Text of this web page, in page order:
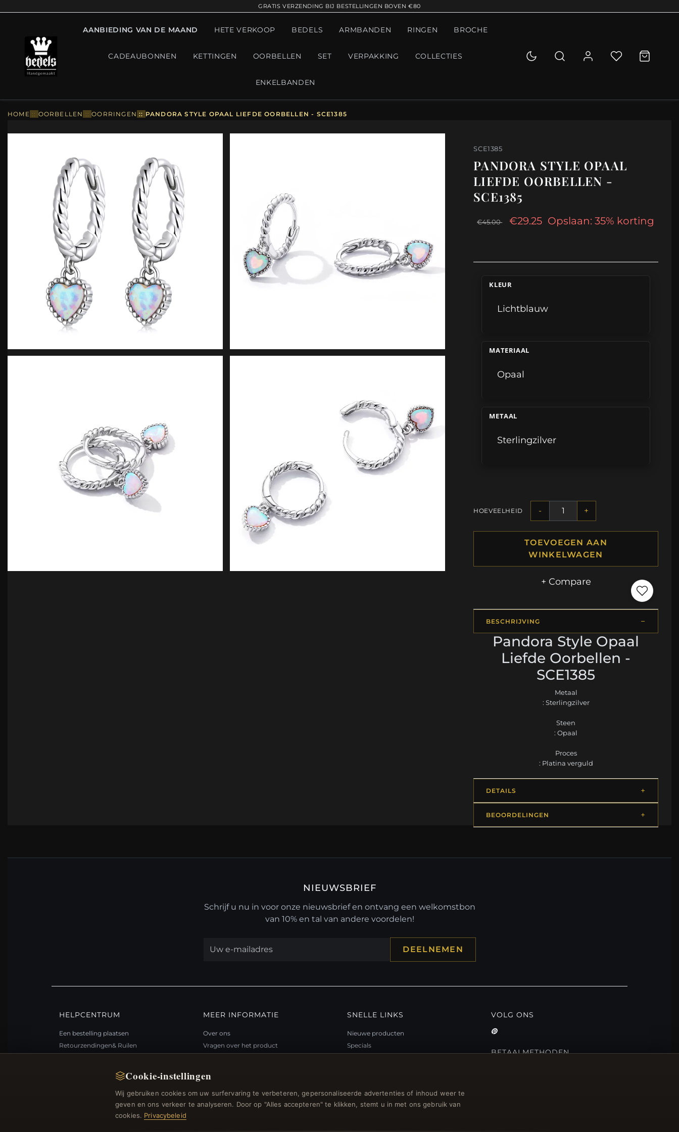
Cookie-instellingen
Wij gebruiken cookies om uw surfervaring te verbeteren, gepersonaliseerde advertenties of inhoud weer te
geven en ons verkeer te analyseren. Door op "Alles accepteren" te klikken, stemt u in met ons gebruik van
cookies. Privacybeleid
GRATIS VERZENDING BIJ BESTELLINGEN BOVEN €80
AANBIEDING VAN DE MAAND HETE VERKOOP BEDELS ARMBANDEN RINGEN BROCHE
CADEAUBONNEN KETTINGEN OORBELLEN SET VERPAKKING COLLECTIES
ENKELBANDEN
HOME :: OORBELLEN ::OORRINGEN :: PANDORA STYLE OPAAL LIEFDE OORBELLEN - SCE1385
SCE1385
PANDORA STYLE OPAAL
LIEFDE OORBELLEN -
SCE1385
€45.00 €29.25 Opslaan: 35% korting
KLEUR
Lichtblauw
MATERIAAL
Opaal
METAAL
Sterlingzilver
HOEVEELHEID - +
TOEVOEGEN AAN
WINKELWAGEN
+ Compare
BESCHRIJVING
Pandora Style Opaal
Liefde Oorbellen -
SCE1385
Metaal
: Sterlingzilver
Steen
: Opaal
Proces
: Platina verguld
DETAILS
BEOORDELINGEN
NIEUWSBRIEF
Schrijf u nu in voor onze nieuwsbrief en ontvang een welkomstbon
van 10% en tal van andere voordelen!
DEELNEMEN
HELPCENTRUM
Een bestelling plaatsen
Retourzendingen& Ruilen
Betalingsmogelijkheden
Mijn account& Beloningen
Neem contact met ons op
MEER INFORMATIE
Over ons
Vragen over het product
Cadeaubon FAQ
Kortingsbonnen
Afmelden voor nieuwsbrief
SNELLE LINKS
Nieuwe producten
Specials
VOLG ONS
BETAALMETHODEN